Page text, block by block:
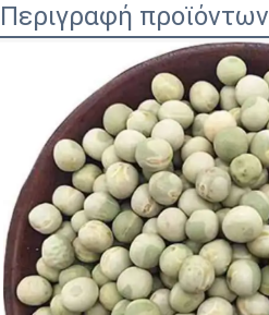
Περιγραφή προϊόντων